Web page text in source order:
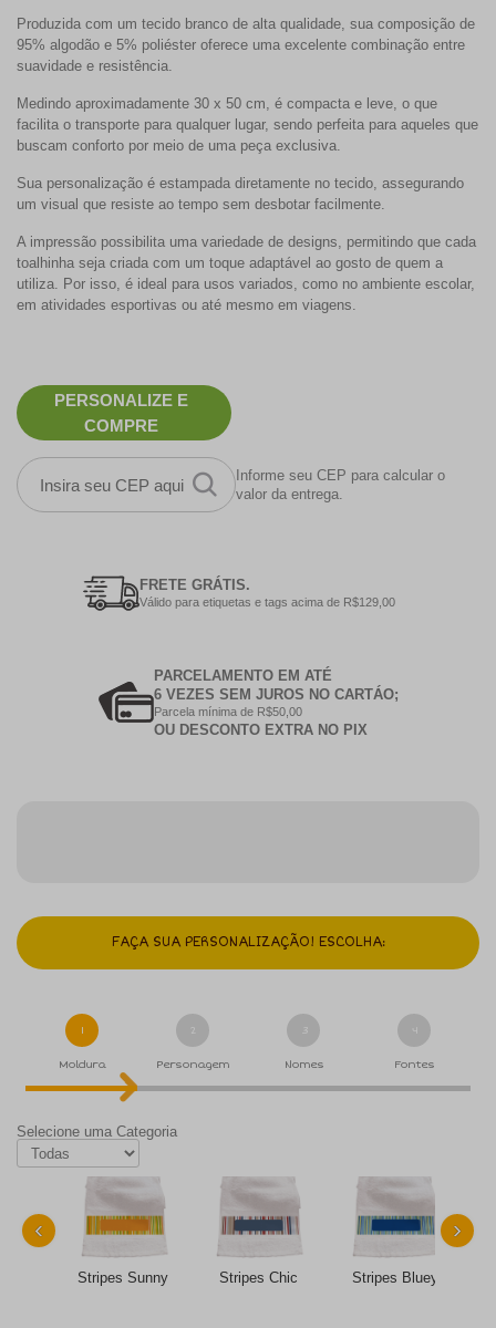
Produzida com um tecido branco de alta qualidade, sua composição de
95% algodão e 5% poliéster oferece uma excelente combinação entre
suavidade e resistência.
Medindo aproximadamente 30 x 50 cm, é compacta e leve, o que
facilita o transporte para qualquer lugar, sendo perfeita para aqueles que
buscam conforto por meio de uma peça exclusiva.
Sua personalização é estampada diretamente no tecido, assegurando
um visual que resiste ao tempo sem desbotar facilmente.
A impressão possibilita uma variedade de designs, permitindo que cada
toalhinha seja criada com um toque adaptável ao gosto de quem a
utiliza. Por isso, é ideal para usos variados, como no ambiente escolar,
em atividades esportivas ou até mesmo em viagens.
PERSONALIZE E
COMPRE
Informe seu CEP para calcular o
valor da entrega.
FRETE GRÁTIS.
Válido para etiquetas e tags acima de R$129,00
PARCELAMENTO EM ATÉ
6 VEZES SEM JUROS NO CARTÁO;
Parcela mínima de R$50,00
OU DESCONTO EXTRA NO PIX
FAÇA SUA PERSONALIZAÇÃO! ESCOLHA:
1
Moldura
2
Personagem
3
Nomes
4
Fontes
Selecione uma Categoria
Stripes Sunny Stripes Chic Stripes Bluey
‹ ›